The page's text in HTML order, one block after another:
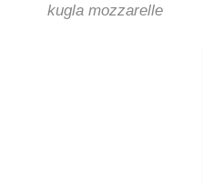
kugla mozzarelle